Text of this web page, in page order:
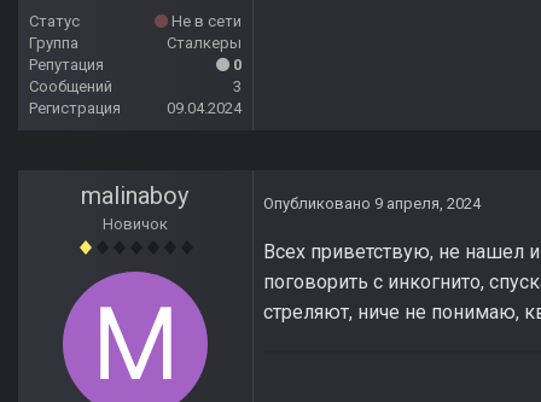
Статус
Не в сети
Группа
Сталкеры
Репутация
0
Сообщений
3
Регистрация
09.04.2024
malinaboy
Новичок
Опубликовано 9 апреля, 2024
Всех приветствую, не нашел
поговорить с инкогнито,
стреляют, ниче не понимаю,